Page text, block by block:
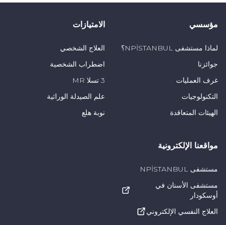
مؤسسي
لماذا مستشفى NPİSTANBUL؟
جوائزنا
غرف العمليات
التكنولوجيات
الهيئات المتعاقدة
الامتيازات
العلاج الشخصي
اضطراب الشخصية
3 تسلا MR
علم الصيدلة الوراثية
نوبة هلع
مواقعنا الإلكترونية
مستشفى NPİSTANBUL
مستشفى الأسنان في
أوسكودار
العلاج النفسي الإلكتروني